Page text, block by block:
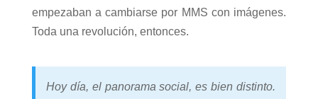
empezaban a cambiarse por MMS con imágenes.
Toda una revolución, entonces.
Hoy día, el panorama social, es bien distinto.